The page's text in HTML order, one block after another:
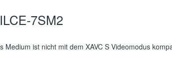
ILCE-7SM2
Medium ist nicht mit dem XAVC S Videomodus